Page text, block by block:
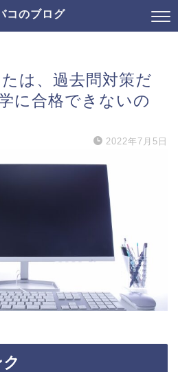
コのブログ
は、過去問対策だ
に合格できないの
2022年7月5日